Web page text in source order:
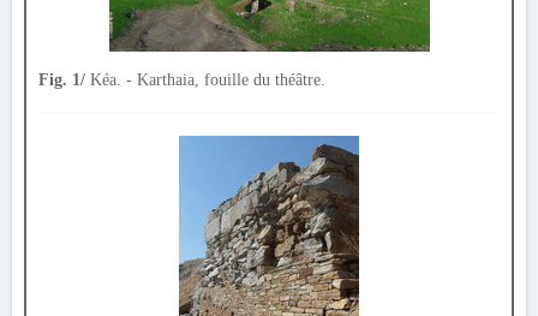
Fig. 1/ Kéa. - Karthaia, fouille du théâtre.